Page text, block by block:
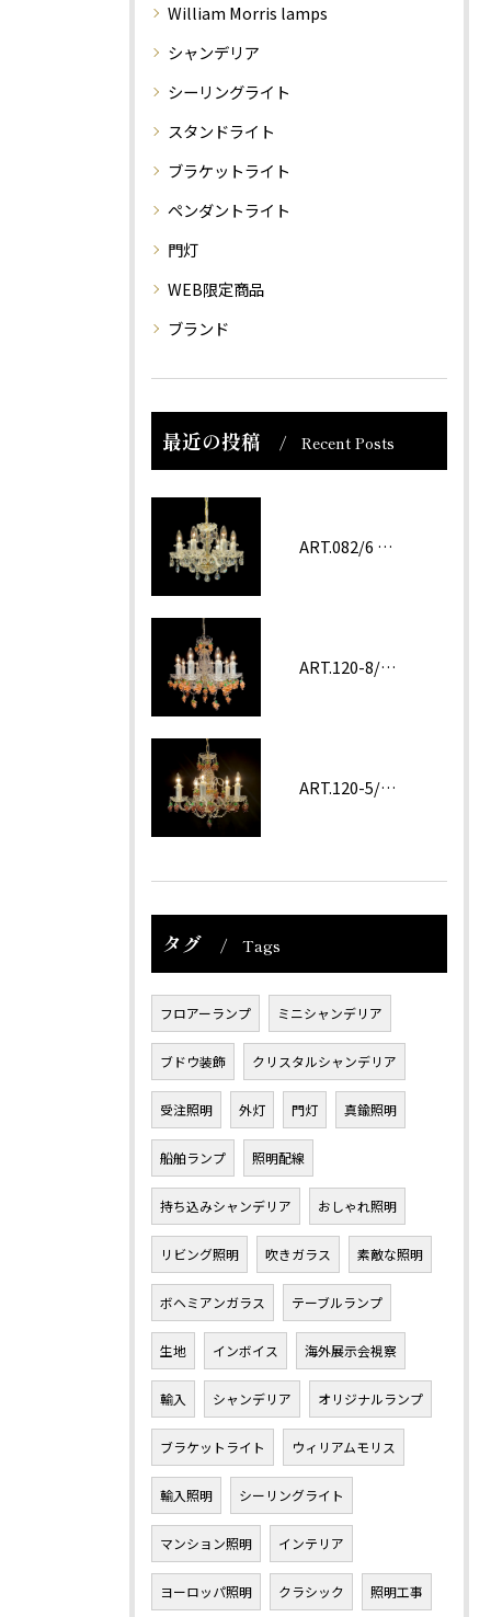
William Morris lamps
シャンデリア
シーリングライト
スタンドライト
ブラケットライト
ペンダントライト
門灯
WEB限定商品
ブランド
最近の投稿 Recent Posts
ART.082/6 prc
ART.120-8/62 ROSA
ART.120-5/62 Amethyst
タグ Tags
フロアーランプ ミニシャンデリア
ブドウ装飾 クリスタルシャンデリア
受注照明 外灯 門灯 真鍮照明
船舶ランプ 照明配線
持ち込みシャンデリア おしゃれ照明
リビング照明 吹きガラス 素敵な照明
ボヘミアンガラス テーブルランプ
生地 インボイス 海外展示会視察
輸入 シャンデリア オリジナルランプ
ブラケットライト ウィリアムモリス
輸入照明 シーリングライト
マンション照明 インテリア
ヨーロッパ照明 クラシック 照明工事